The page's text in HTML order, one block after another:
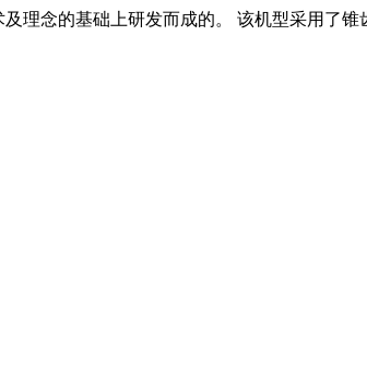
理念的基础上研发而成的。 该机型采用了